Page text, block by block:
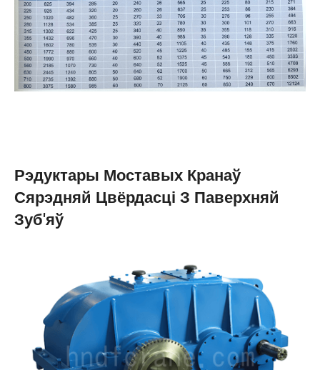
Рэдуктары Моставых Кранаў
Сярэдняй Цвёрдасці З Паверхняй
Зуб'яў